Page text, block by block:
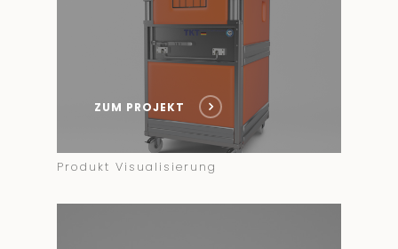
ZUM PROJEKT
Produkt Visualisierung